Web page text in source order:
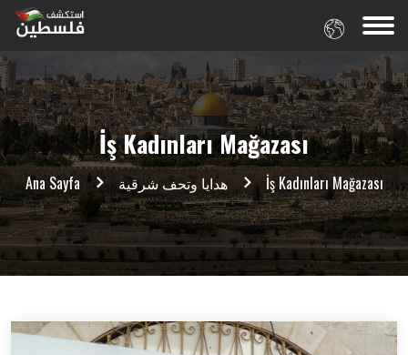
İş Kadınları Mağazası
Ana Sayfa هدايا وتحف شرقية İş Kadınları Mağazası